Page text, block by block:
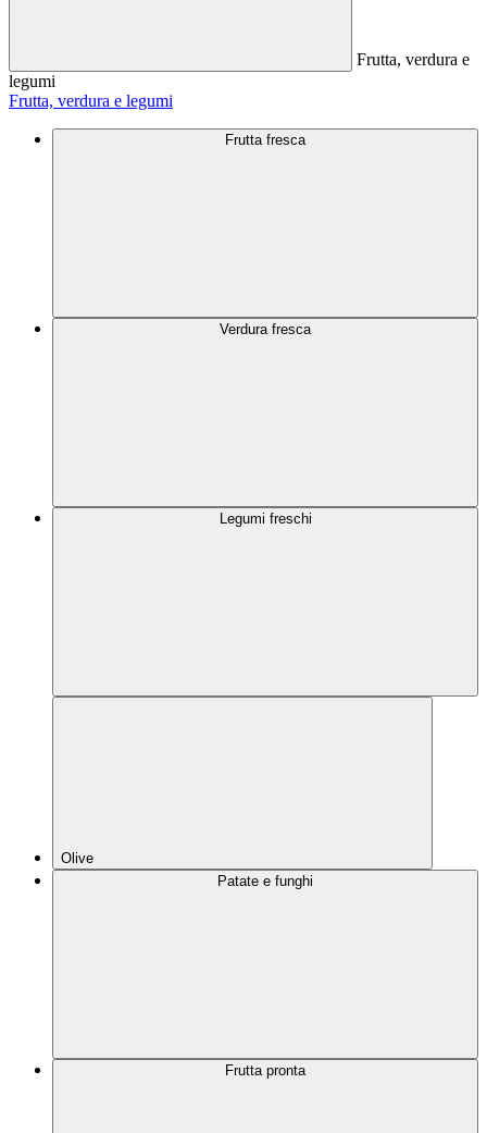
Frutta, verdura e
legumi
Frutta, verdura e legumi
Frutta fresca
Verdura fresca
Legumi freschi
Olive
Patate e funghi
Frutta pronta